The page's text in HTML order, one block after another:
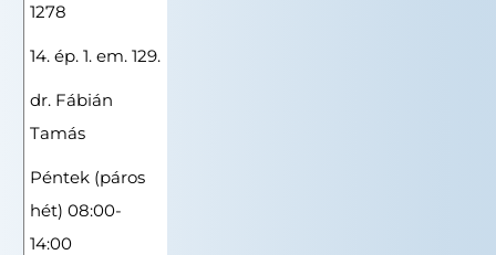
1278
14. ép. 1. em. 129.
dr. Fábián
Tamás
Péntek (páros
hét) 08:00-
14:00